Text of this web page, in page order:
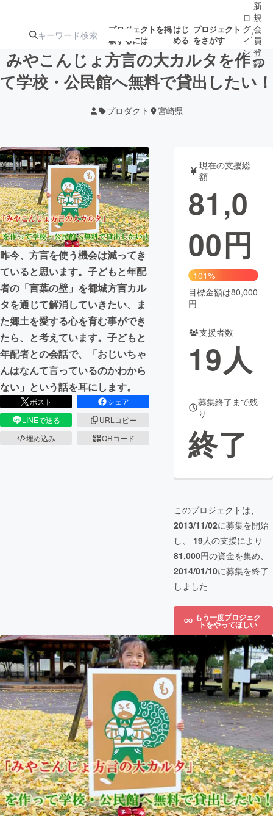
プロジェクトを掲
載するには
はじ
める
プロジェクト
をさがす
注目の新着プロ
ジェクト
募集終了が近いプ
ロジェクト
アート・写真 音楽
テクノロジー・ガジェット ゲーム・
映像・映画 書籍・雑誌
ビジネス・起業 チャレンジ
まちづくり・地域活性化
CAMPFIRE for Social Good
CAMPFIRE Creation
CAMPFIREふるさと納税machi-ya コミュニティ
ロ
グ
イ
ン
/
新
規
会
員
登
録
みやこんじょ方言の大カルタを作っ
て学校・公民館へ無料で貸出したい！
プロダクト 宮崎県
昨今、方言を使う機会は減ってき
ていると思います。子どもと年配
者の「言葉の壁」を都城方言カル
タを通じて解消していきたい、ま
た郷土を愛する心を育む事ができ
たら、と考えています。子どもと
年配者との会話で、「おじいちゃ
んはなんて言っているのかわから
ない」という話を耳にします。
ポスト
シェア
LINEで送る
URLコピー
埋め込み
QRコード
現在の支援総
額
81,0
00円
101%
目標金額は80,000
円
支援者数
19人
募集終了まで残
り
終了
このプロジェクトは、
2013/11/02に募集を開始
し、 19人の支援により
81,000円の資金を集め、
2014/01/10に募集を終了
しました
もう一度プロジェク
トをやってほしい